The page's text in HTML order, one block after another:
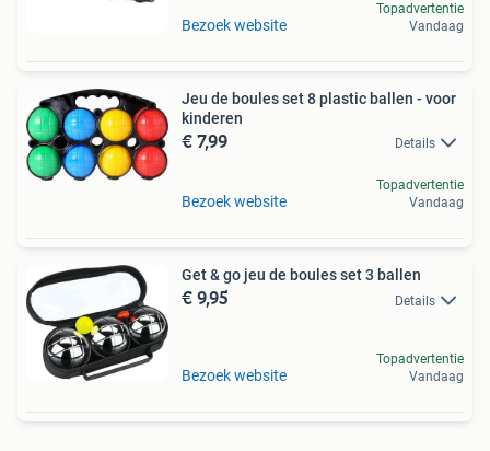
Bezoek website
Topadvertentie
Vandaag
Jeu de boules set 8 plastic ballen - voor
kinderen
€ 7,99 Details
Bezoek website
Topadvertentie
Vandaag
Get & go jeu de boules set 3 ballen
€ 9,95 Details
Bezoek website
Topadvertentie
Vandaag